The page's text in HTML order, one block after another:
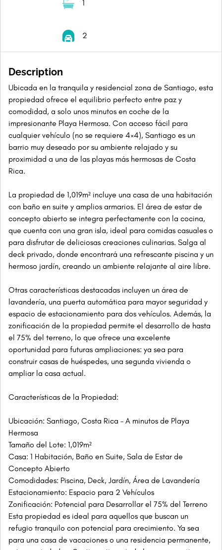
1
2
Description
Ubicada en la tranquila y residencial zona de Santiago, esta
propiedad ofrece el equilibrio perfecto entre paz y
comodidad, a solo unos minutos en coche de la
impresionante Playa Hermosa. Con acceso fácil para
cualquier vehículo (no se requiere 4×4), Santiago es un
barrio muy deseado por su ambiente relajado y su
proximidad a una de las playas más hermosas de Costa
Rica.
La propiedad de 1,019m² incluye una casa de una habitación
con baño en suite y amplios armarios. El área de estar de
concepto abierto se integra perfectamente con la cocina,
que cuenta con una gran isla, ideal para comidas casuales o
para disfrutar de deliciosas creaciones culinarias. Salga al
deck privado, donde encontrará una refrescante piscina y un
hermoso jardín, creando un ambiente relajante al aire libre.
Otras características destacadas incluyen un área de
lavandería, una puerta automática para mayor seguridad y
espacio de estacionamiento para dos vehículos. Además, la
zonificación de la propiedad permite el desarrollo de hasta
el 75% del terreno, lo que ofrece una excelente
oportunidad para futuras ampliaciones: ya sea para
construir casas de huéspedes, una segunda vivienda o
ampliar la casa actual.
Características de la Propiedad:
Ubicación: Santiago, Costa Rica – A minutos de Playa
Hermosa
Tamaño del Lote: 1,019m²
Casa: 1 Habitación, Baño en Suite, Sala de Estar de
Concepto Abierto
Comodidades: Piscina, Deck, Jardín, Área de Lavandería
Estacionamiento: Espacio para 2 Vehículos
Zonificación: Potencial para Desarrollar el 75% del Terreno
Esta propiedad es ideal para aquellos que buscan un
refugio tranquilo con potencial para crecimiento. Ya sea
para una casa de vacaciones o una residencia permanente,